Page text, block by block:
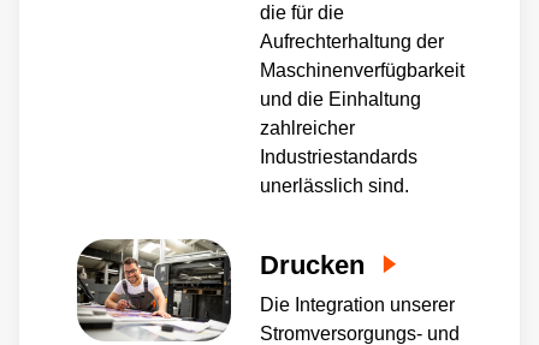
die für die
Aufrechterhaltung der
Maschinenverfügbarkeit
und die Einhaltung
zahlreicher
Industriestandards
unerlässlich sind.
Drucken
Die Integration unserer
Stromversorgungs- und